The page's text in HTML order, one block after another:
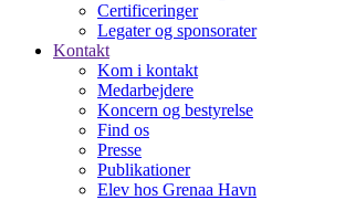
Certificeringer
Legater og sponsorater
Kontakt
Kom i kontakt
Medarbejdere
Koncern og bestyrelse
Find os
Presse
Publikationer
Elev hos Grenaa Havn